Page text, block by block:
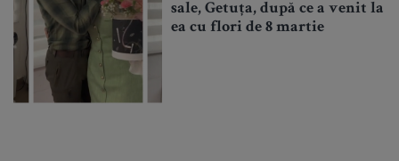
sale, Getuța, după ce a venit la
ea cu flori de 8 martie